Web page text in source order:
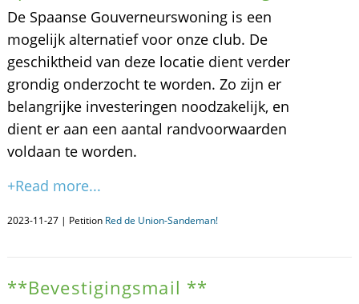
De Spaanse Gouverneurswoning is een
mogelijk alternatief voor onze club. De
geschiktheid van deze locatie dient verder
grondig onderzocht te worden. Zo zijn er
belangrijke investeringen noodzakelijk, en
dient er aan een aantal randvoorwaarden
voldaan te worden.
+Read more...
2023-11-27 | Petition Red de Union-Sandeman!
**Bevestigingsmail **